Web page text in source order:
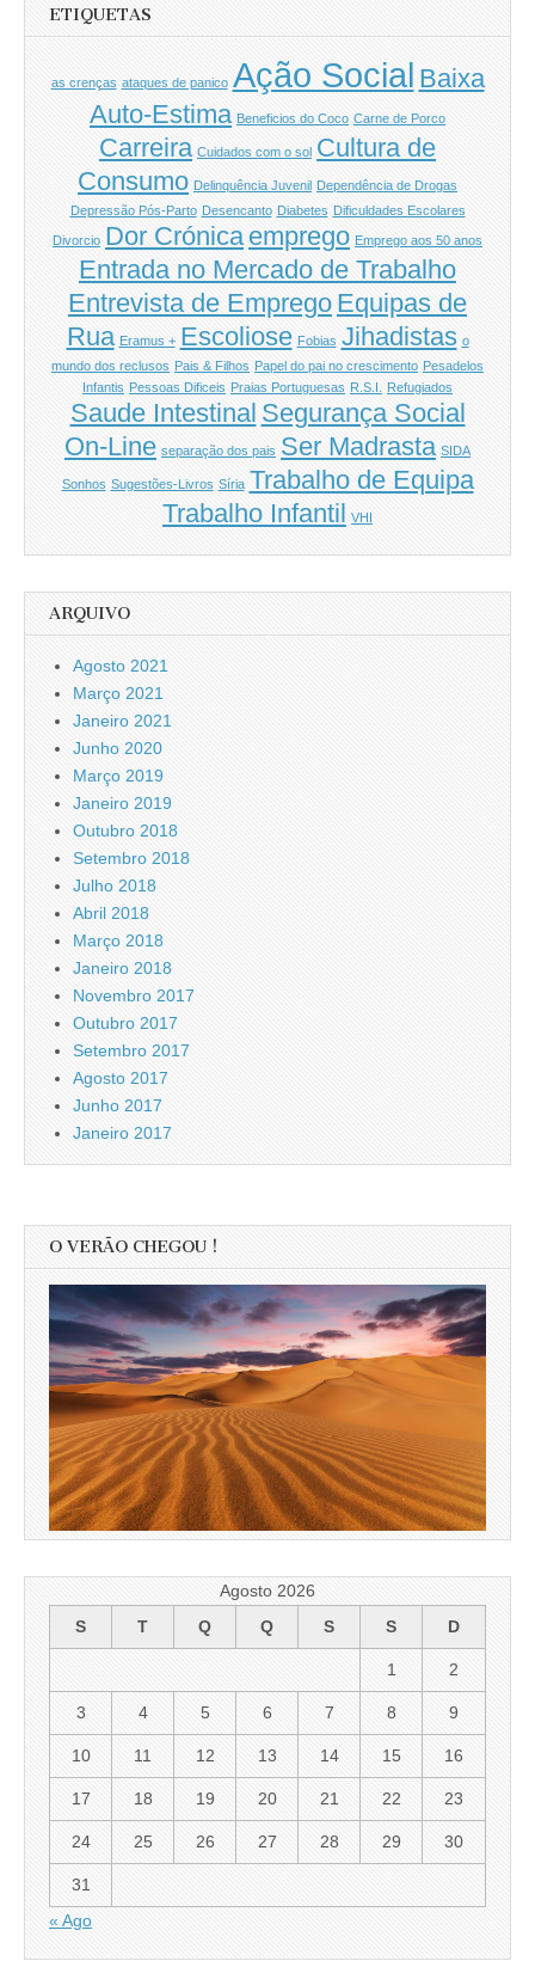
ETIQUETAS
as crenças ataques de panico Ação Social Baixa
Auto-Estima Beneficios do Coco Carne de Porco
Carreira Cuidados com o sol Cultura de
Consumo Delinquência Juvenil Dependência de Drogas
Depressão Pós-Parto Desencanto Diabetes Dificuldades Escolares
Divorcio Dor Crónica emprego Emprego aos 50 anos
Entrada no Mercado de Trabalho
Entrevista de Emprego Equipas de
Rua Eramus + Escoliose Fobias Jihadistas o
mundo dos reclusos Pais & Filhos Papel do pai no crescimento Pesadelos
Infantis Pessoas Dificeis Praias Portuguesas R.S.I. Refugiados
Saude Intestinal Segurança Social
On-Line separação dos pais Ser Madrasta SIDA
Sonhos Sugestões-Livros Síria Trabalho de Equipa
Trabalho Infantil VHI
ARQUIVO
Agosto 2021
Março 2021
Janeiro 2021
Junho 2020
Março 2019
Janeiro 2019
Outubro 2018
Setembro 2018
Julho 2018
Abril 2018
Março 2018
Janeiro 2018
Novembro 2017
Outubro 2017
Setembro 2017
Agosto 2017
Junho 2017
Janeiro 2017
O VERÃO CHEGOU !
Agosto 2026
S
T Q Q S S D
1 2
3 4 5 6 7 8 9
10 11 12 13 14 15 16
17 18 19 20 21 22 23
24 25 26 27 28 29 30
31
« Ago